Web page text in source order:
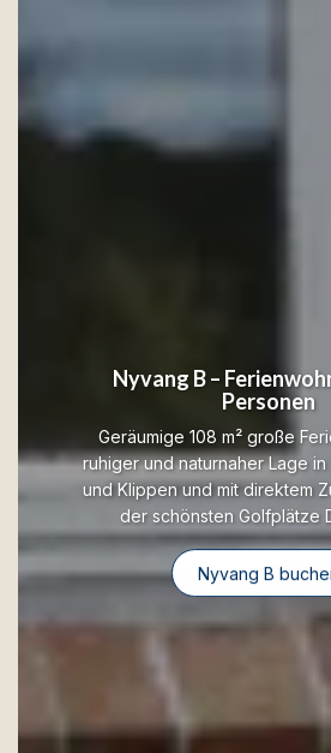
Nyvang B –
Personen
Geräumige 108 m² große
ruhiger und naturnaher Lage in
und Klippen und mit direktem
der schönsten Golfplätze
Nyvang B